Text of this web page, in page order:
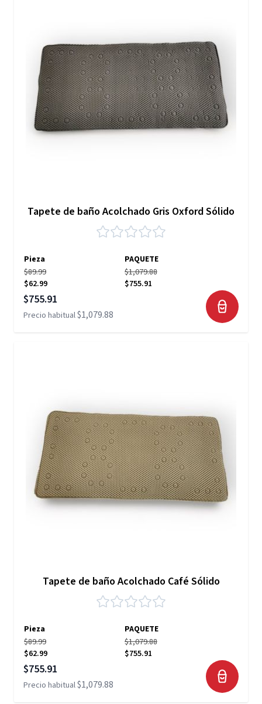
Tapete de baño Acolchado Gris Oxford Sólido
Pieza
PAQUETE
$89.99
$62.99
$1,079.88
$755.91
Precio especial
$755.91
Precio habitual$1,079.88
Tapete de baño Acolchado Café Sólido
Pieza
PAQUETE
$89.99
$62.99
$1,079.88
$755.91
Precio especial
$755.91
Precio habitual$1,079.88